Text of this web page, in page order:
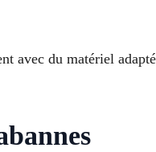
avec du matériel